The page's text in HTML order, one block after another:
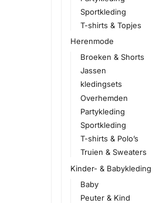
Sportkleding
T-shirts & Topjes
Herenmode
Broeken & Shorts
Jassen
kledingsets
Overhemden
Partykleding
Sportkleding
T-shirts & Polo’s
Truien & Sweaters
Kinder- & Babykleding
Baby
Peuter & Kind